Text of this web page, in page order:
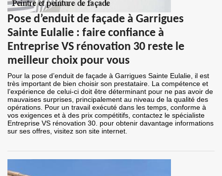
Pose d’enduit de façade à Garrigues
Sainte Eulalie : faire confiance à
Entreprise VS rénovation 30 reste le
meilleur choix pour vous
Pour la pose d’enduit de façade à Garrigues Sainte Eulalie, il est
très important de bien choisir son prestataire. La compétence et
l’expérience de celui-ci doit être déterminant pour ne pas avoir de
mauvaises surprises, principalement au niveau de la qualité des
opérations. Pour un travail exécuté dans les temps, conforme à
vos exigences et à des prix compétitifs, contactez le spécialiste
Entreprise VS rénovation 30. pour obtenir davantage informations
sur ses offres, visitez son site internet.